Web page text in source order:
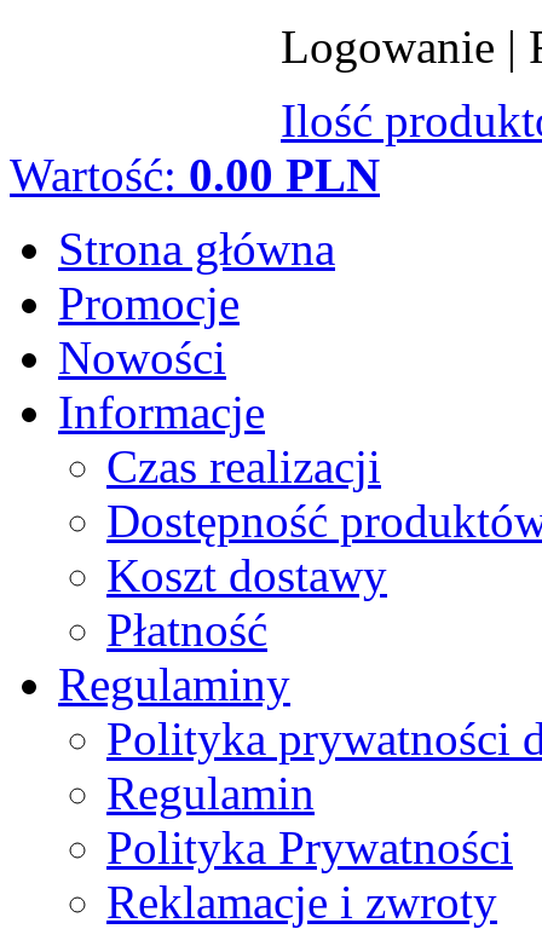
Logowanie |
Ilość
Wartość: 0.00 PLN
Strona główna
Promocje
Nowości
Informacje
Czas realizacji
Dostępność
Koszt dostawy
Płatność
Regulaminy
Polityka prywatności
Regulamin
Polityka Prywatności
Reklamacje i zwroty